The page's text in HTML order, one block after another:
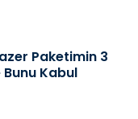
Paketimin 3
Kabul